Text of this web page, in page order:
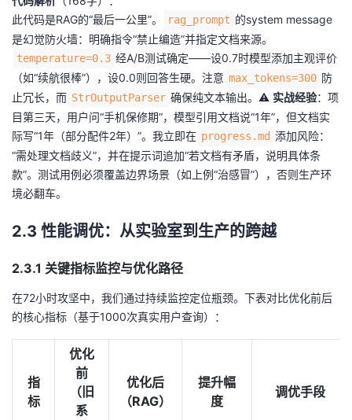
此代码是RAG的“最后一公里”。
rag_prompt 的system message
是幻觉防火墙：明确指令“禁止编造”并指定文档来源。
temperature=0.3 经A/B测试确定——设0.7时模型添加主观评价
（如“续航很棒”），设0.0则回答生硬。注意 max_tokens=300 防
止冗长，而 StrOutputParser 确保纯文本输出。⚠️ 实战经验：项
目第三天，用户问“手机保修期”，模型引用文档说“1年”，但文档实
际写“1年（部分配件2年）”。我立即在 progress.md 添加风险：
“需处理文档歧义”，并在提示词追加“若文档有矛盾，说明具体条
款”。测试用例必须覆盖边界场景（如上例“治感冒”），否则生产环
境必翻车。
2.3 性能调优：从实验室到生产的跨越
2.3.1 关键指标监控与优化路径
在72小时攻坚中，我们通过持续监控定位瓶颈。下表对比优化前后
的核心指标（基于1000次真实用户查询）：
指
标
优化
前
（旧
系
优化后
（RAG）
提升幅
度
调优手段